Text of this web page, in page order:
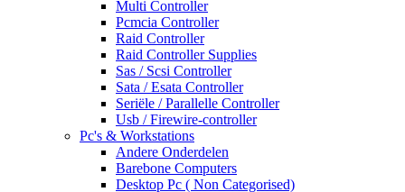
Multi Controller
Pcmcia Controller
Raid Controller
Raid Controller Supplies
Sas / Scsi Controller
Sata / Esata Controller
Seriële / Parallelle Controller
Usb / Firewire-controller
Pc's & Workstations
Andere Onderdelen
Barebone Computers
Desktop Pc ( Non Categorised)